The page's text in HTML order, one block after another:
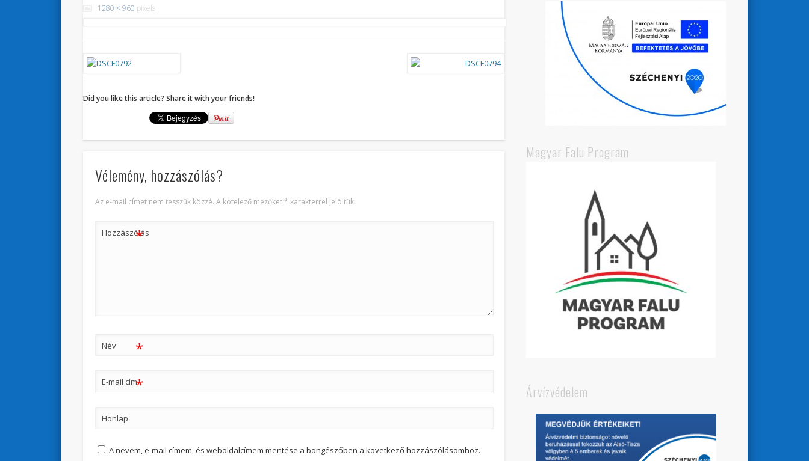
1280 × 960 pixels
Did you like this article? Share it with your friends!
Vélemény, hozzászólás?
Az e-mail címet nem tesszük közzé. A kötelező mezőket* karakterrel jelöltük
Hozzászólás
*
Név *
E-mail cím*
Honlap
A nevem, e-mail címem, és weboldalcímem mentése a böngészőben a következő hozzászólásomhoz.
Magyar Falu Program
Árvízvédelem